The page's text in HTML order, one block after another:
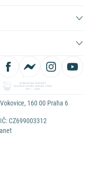
160 00 Praha 6
CZ699003312